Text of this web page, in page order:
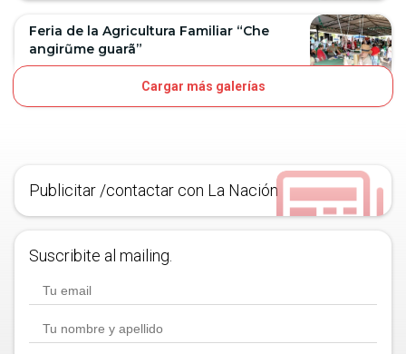
Feria de la Agricultura Familiar “Che
angirũme guarã”
Cargar más galerías
Publicitar /contactar con La Nación
Suscribite al mailing.